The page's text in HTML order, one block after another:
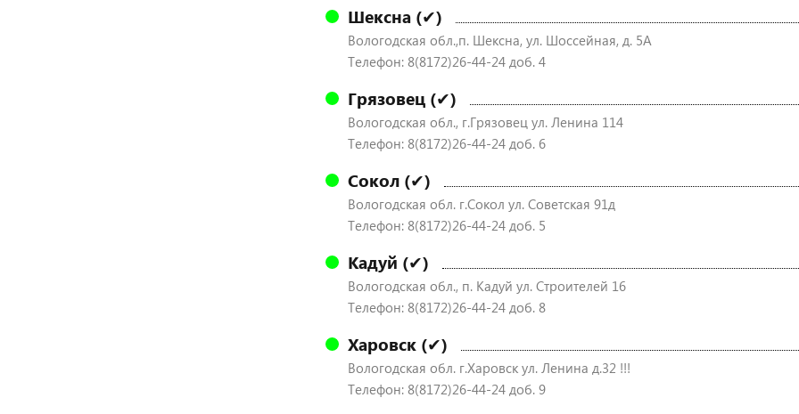
Шексна (✔)
Вологодская обл.,п. Шексна, ул. Шоссейная, д. 5А
Телефон: 8(8172)26-44-24 доб. 4
Грязовец (✔)
Вологодская обл., г.Грязовец ул. Ленина 114
Телефон: 8(8172)26-44-24 доб. 6
Сокол (✔)
Вологодская обл. г.Сокол ул. Советская 91д
Телефон: 8(8172)26-44-24 доб. 5
Кадуй (✔)
Вологодская обл., п. Кадуй ул. Строителей 16
Телефон: 8(8172)26-44-24 доб. 8
Харовск (✔)
Вологодская обл. г.Харовск ул. Ленина д.32 !!!
Телефон: 8(8172)26-44-24 доб. 9